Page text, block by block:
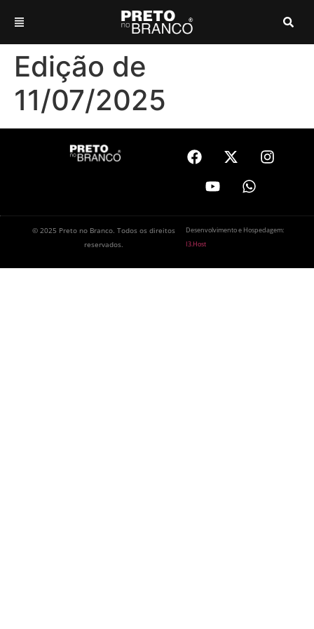
Edição de
11/07/2025
© 2025 Preto no Branco. Todos os direitos
reservados.
Desenvolvimento e Hospedagem:
I3.Host